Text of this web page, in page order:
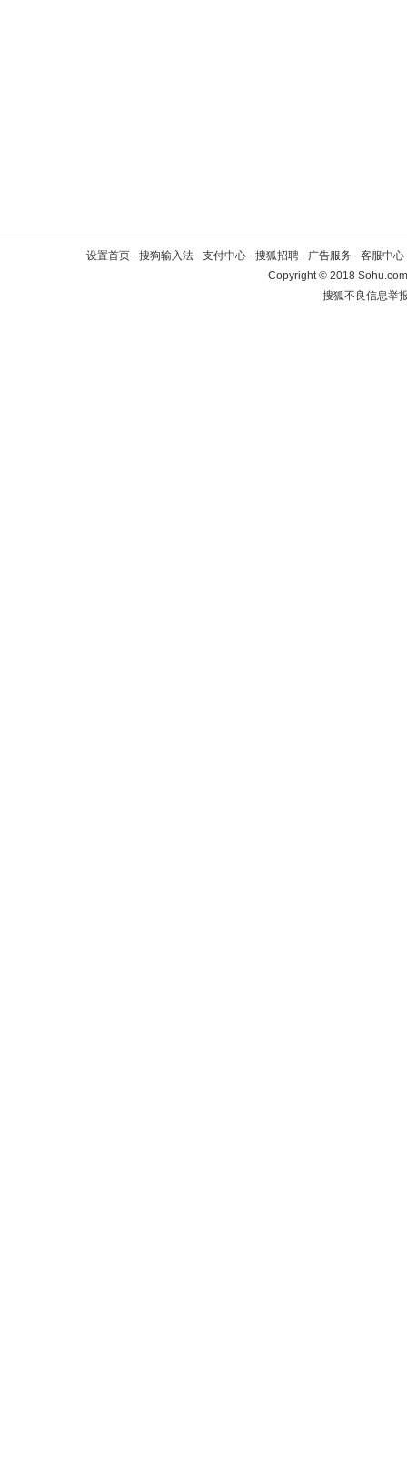
设置首页 - 搜狗输入法 - 支付中心 - 搜狐招聘 - 广告服务 - 客服中心
Copyright©2018
搜狐不良信息举